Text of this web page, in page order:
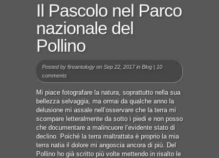
Il Pascolo nel Parco
nazionale del
Pollino
Posted by fireantology on Sep 22, 2017 in Blog | 10
comments
Mi piace fotografare la natura, soprattutto nella sua
bellezza selvaggia, ma ormai da qualche anno la
delusione mi assale nell’osservare che la terra mi
scompare letteralmente da sotto i piedi e non posso
che documentare a malincuore l’evidente stato di
declino. Poiché la terra maltrattata è proprio la mia
terra natia il dolore mi angoscia ancora di più. Del
Pollino ho già scritto più volte mettendo in risalto le